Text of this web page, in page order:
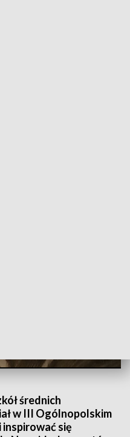
średnich
w III Ogólnopolskim
się